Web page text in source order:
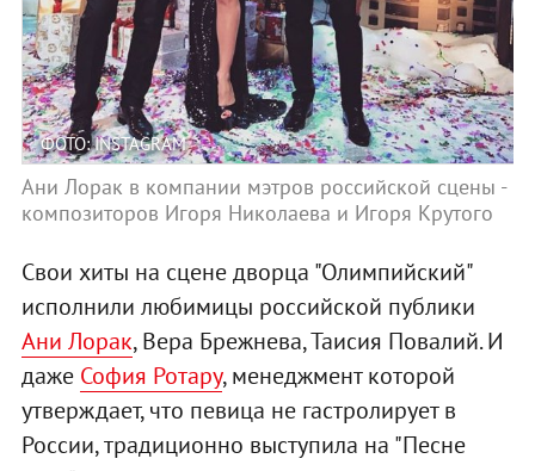
ФОТО: INSTAGRAM
Ани Лорак в компании мэтров российской сцены -
композиторов Игоря Николаева и Игоря Крутого
Свои хиты на сцене дворца "Олимпийский"
исполнили любимицы российской публики
Ани Лорак, Вера Брежнева, Таисия Повалий. И
даже София Ротару, менеджмент которой
утверждает, что певица не гастролирует в
России, традиционно выступила на "Песне